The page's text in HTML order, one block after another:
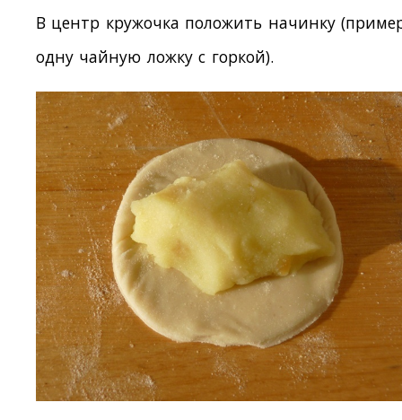
В центр кружочка положить начинку
одну чайную ложку с горкой).